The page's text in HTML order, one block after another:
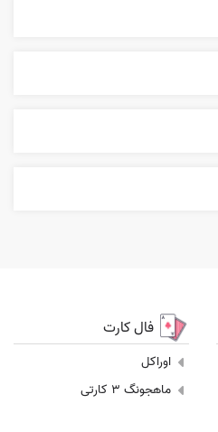
فال کارت
اوراکل
ماهجونگ 3 کارتی